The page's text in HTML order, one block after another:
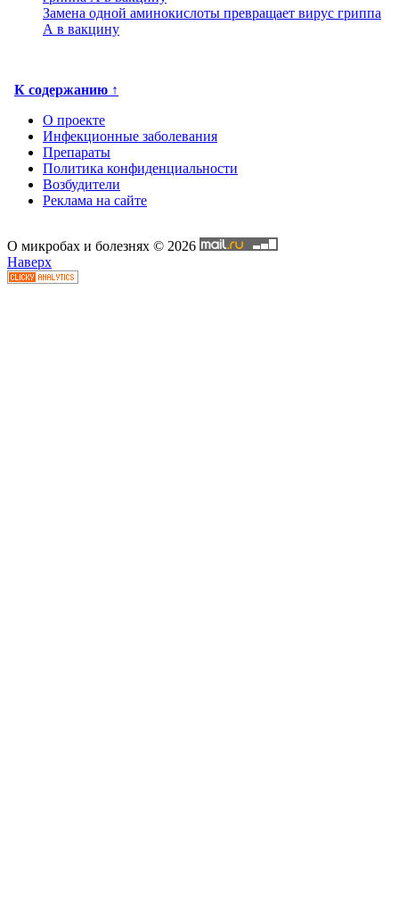
Замена одной аминокислоты превращает вирус гриппа
А в вакцину
К содержанию ↑
О проекте
Инфекционные заболевания
Препараты
Политика конфиденциальности
Возбудители
Реклама на сайте
О микробах и болезнях © 2026
Наверх